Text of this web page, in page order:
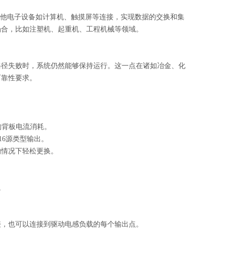
电子设备如计算机、触摸屏等连接，实现数据的交换和集
，比如注塑机、起重机、工程机械等领域。
失败时，系统仍然能够保持运行。这一点在诸如冶金、化
性要求。
板电流消耗。
源类型输出。
况下轻松更换。
也可以连接到驱动电感负载的每个输出点。